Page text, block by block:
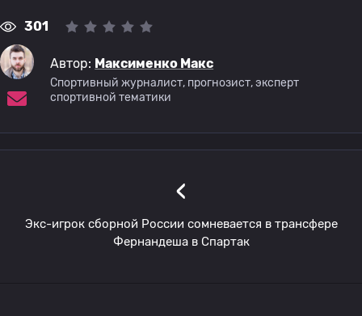
301
Автор: Максименко Макс
Спортивный журналист, прогнозист, эксперт
спортивной тематики
‹
Экс-игрок сборной России сомневается в трансфере
Фернандеша в Спартак